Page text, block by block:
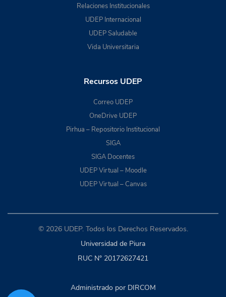
Relaciones Institucionales
UDEP Internacional
UDEP Saludable
Vida Universitaria
Recursos UDEP
Correo UDEP
OneDrive UDEP
Pirhua – Repositorio Institucional
SIGA
SIGA Docentes
UDEP Virtual – Moodle
UDEP Virtual – Canvas
© 2026 UDEP. Todos los Derechos Reservados.
Universidad de Piura
RUC N° 20172627421
Administrado por DIRCOM